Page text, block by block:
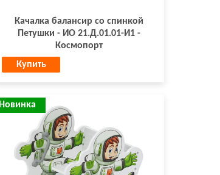
Качалка балансир со спинкой
Петушки - ИО 21.Д.01.01-И1 -
Космопорт
Купить
Новинка